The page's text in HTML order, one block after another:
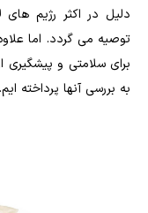
دلیل در اکثر رژیم
توصیه می گردد. اما
برای سلامتی و پیشگیری
به بررسی آنها پرداخته ایم.